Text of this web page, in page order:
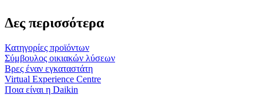
Δες περισσότερα
Κατηγορίες προϊόντων
Σύμβουλος οικιακών λύσεων
Βρες έναν εγκαταστάτη
Virtual Experience Centre
Ποια είναι η Daikin